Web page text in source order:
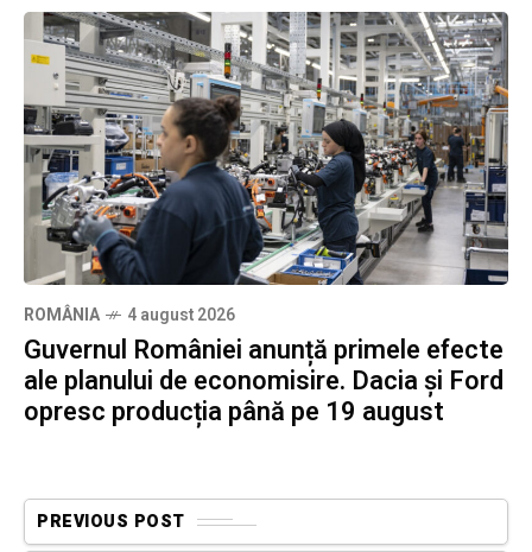
ROMÂNIA 4 august 2026
Guvernul României anunță primele efecte
ale planului de economisire. Dacia și Ford
opresc producția până pe 19 august
PREVIOUS POST